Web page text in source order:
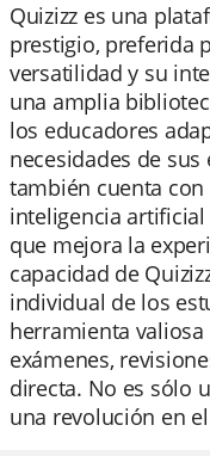
Quizizz es una
prestigio, preferida
versatilidad y su
una amplia
los educadores
necesidades de
también cuenta
inteligencia
que mejora la
capacidad de
individual de los
herramienta
exámenes,
directa. No es sólo
una revolución en